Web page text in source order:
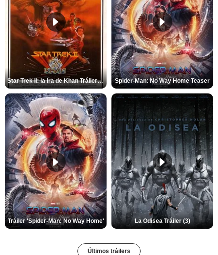
Star Trek II: la ira de Khan Tráiler VO Spider-Man: No Way Home Teaser
Tráiler 'Spider-Man: No Way Home' La Odisea Tráiler (3)
Últimos tráilers